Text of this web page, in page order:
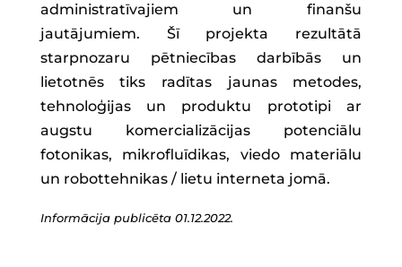
administratīvajiem un finanšu
jautājumiem. Šī projekta rezultātā
starpnozaru pētniecības darbībās un
lietotnēs tiks radītas jaunas metodes,
tehnoloģijas un produktu prototipi ar
augstu komercializācijas potenciālu
fotonikas, mikrofluīdikas, viedo materiālu
un robottehnikas / lietu interneta jomā.
Informācija publicēta 01.12.2022.